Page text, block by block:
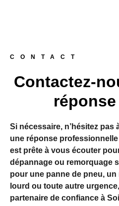
CONTACT
Contactez-
Si nécessaire, n’hésitez
une réponse
est prête à vous écouter
dépannage ou remorquage
pour une panne de pneu,
lourd ou toute autre
partenaire de confiance à